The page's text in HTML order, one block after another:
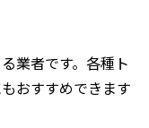
業者です。各種ト
おすすめできます